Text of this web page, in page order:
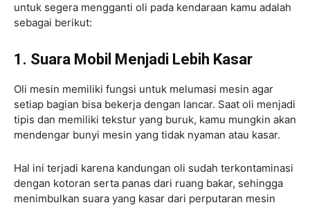
untuk segera mengganti oli pada kendaraan kamu adalah
sebagai berikut:
1. Suara Mobil Menjadi Lebih Kasar
Oli mesin memiliki fungsi untuk melumasi mesin agar
setiap bagian bisa bekerja dengan lancar. Saat oli menjadi
tipis dan memiliki tekstur yang buruk, kamu mungkin akan
mendengar bunyi mesin yang tidak nyaman atau kasar.
Hal ini terjadi karena kandungan oli sudah terkontaminasi
dengan kotoran serta panas dari ruang bakar, sehingga
menimbulkan suara yang kasar dari perputaran mesin